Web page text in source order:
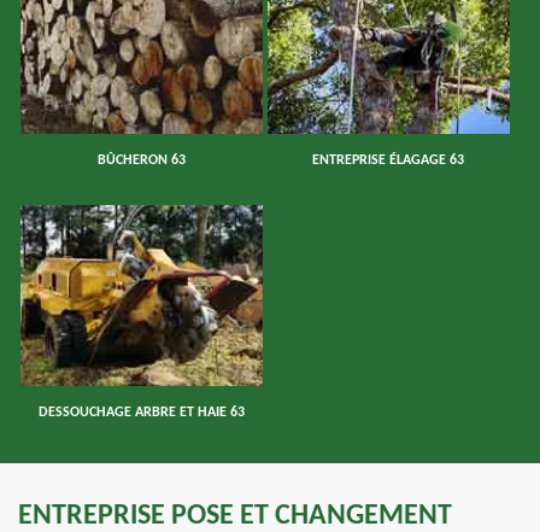
BÛCHERON 63 ENTREPRISE ÉLAGAGE 63
DESSOUCHAGE ARBRE ET HAIE 63
ENTREPRISE POSE ET CHANGEMENT